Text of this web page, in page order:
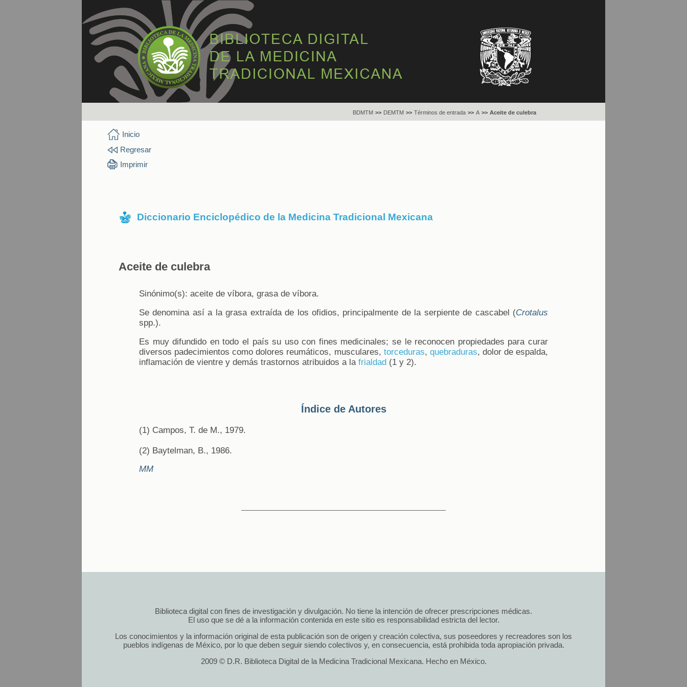
BDMTM >> DEMTM >> Términos de entrada >> A >> Aceite de culebra
Inicio
Regresar
Imprimir
Diccionario Enciclopédico de la Medicina Tradicional Mexicana
Aceite de culebra
Sinónimo(s): aceite de víbora, grasa de víbora.
Se denomina así a la grasa extraída de los ofidios, principalmente de la serpiente de cascabel (Crotalus
spp.).
Es muy difundido en todo el país su uso con fines medicinales; se le reconocen propiedades para curar
diversos padecimientos como dolores reumáticos, musculares, torceduras, quebraduras, dolor de espalda,
inflamación de vientre y demás trastornos atribuidos a la frialdad (1 y 2).
Índice de Autores
(1) Campos, T. de M., 1979.
(2) Baytelman, B., 1986.
MM
Biblioteca digital con fines de investigación y divulgación. No tiene la intención de ofrecer prescripciones médicas.
El uso que se dé a la información contenida en este sitio es responsabilidad estricta del lector.
Los conocimientos y la información original de esta publicación son de origen y creación colectiva, sus poseedores y recreadores son los
pueblos indígenas de México, por lo que deben seguir siendo colectivos y, en consecuencia, está prohibida toda apropiación privada.
2009 © D.R. Biblioteca Digital de la Medicina Tradicional Mexicana. Hecho en México.